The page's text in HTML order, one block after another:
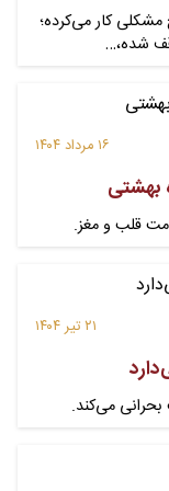
مشکلی کار می‌کرده؛
۱۶ مرداد ۱۴۰۴
بهشتی
قلب و مغز.
۲۱ تیر ۱۴۰۴
می‌کند.